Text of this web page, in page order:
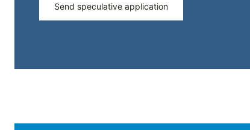
Send speculative application